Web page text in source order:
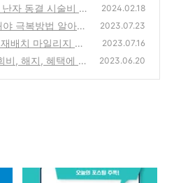
자 동결 시술비 2
2024.02.18
극복방법 알아보
2023.07.23
배치 마일리지 받
2023.07.16
비, 해지, 혜택에 대
2023.06.20